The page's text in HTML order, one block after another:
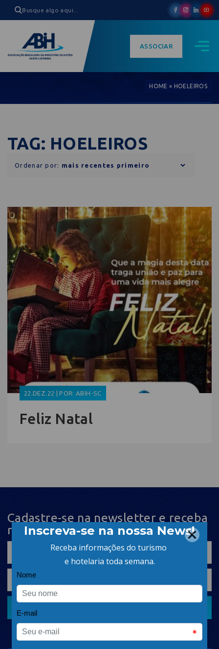
ASSOCIAR
HOME » HOELEIROS
TAG: HOELEIROS
Ordenar por:
22.DEZ.22 | POR: ABIH-SC
Feliz Natal
Cadastre-se na newsletter e receba
nosso conteúdo em seu e-mail